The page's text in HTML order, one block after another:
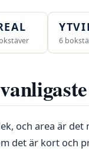
6
och area är
det är kort och